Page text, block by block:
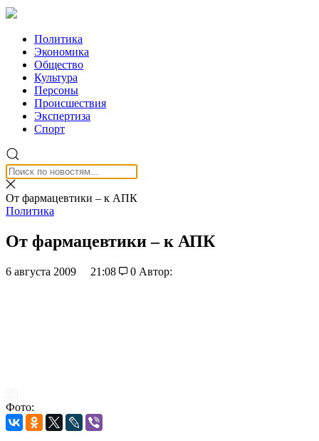
Политика
Экономика
Общество
Культура
Персоны
Происшествия
Экспертиза
Спорт
От фармацевтики – к АПК
Политика
От фармацевтики – к АПК
6 августа 2009 21:08 0 Автор:
Фото: